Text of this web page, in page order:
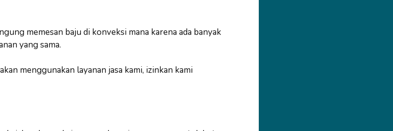
memesan baju di konveksi mana karena ada banyak
yang sama.
menggunakan layanan jasa kami, izinkan kami